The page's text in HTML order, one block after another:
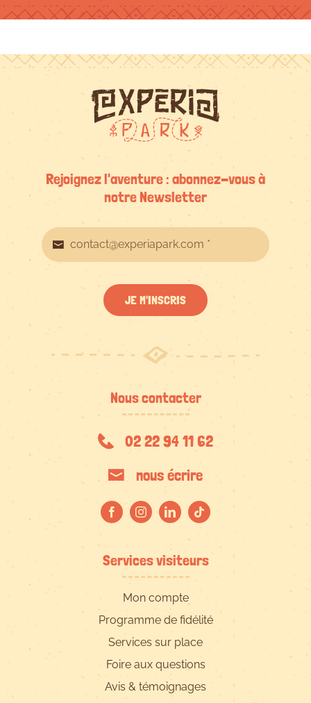
Rejoignez l'aventure : abonnez-vous à
notre Newsletter
JE M'INSCRIS
Nous contacter
02 22 94 11 62
nous écrire
Services visiteurs
Mon compte
Programme de fidélité
Services sur place
Foire aux questions
Avis & témoignages